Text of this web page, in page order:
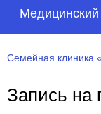
Медицинский
Семейная клиника
Запись на